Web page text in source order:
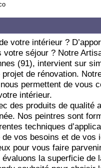
votre intérieur ?
votre séjour ? Notre
(91), intervient sur
de rénovation.
permettent de vous
intérieur.
des produits de qualité
Nos peintres sont
techniques
vos besoins et de vos
pour vous faire
la superficie de